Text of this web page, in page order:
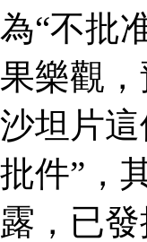
為“不批
果樂觀
沙坦片
批件”，
露，已